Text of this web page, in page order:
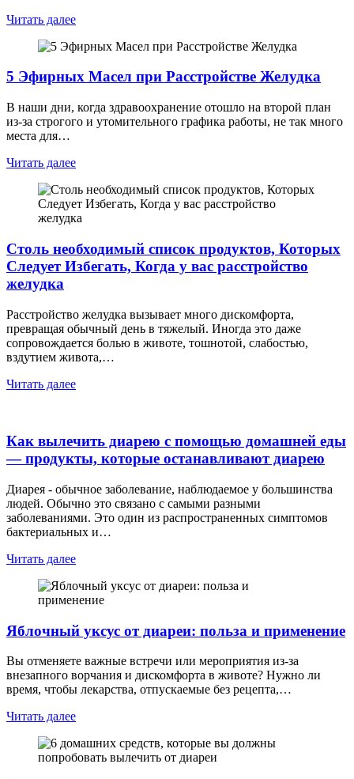
Читать далее
5 Эфирных Масел при Расстройстве Желудка
В наши дни, когда здравоохранение отошло на второй план
из-за строгого и утомительного графика работы, не так много
места для…
Читать далее
Столь необходимый список продуктов, Которых
Следует Избегать, Когда у вас расстройство
желудка
Расстройство желудка вызывает много дискомфорта,
превращая обычный день в тяжелый. Иногда это даже
сопровождается болью в животе, тошнотой, слабостью,
вздутием живота,…
Читать далее
Как вылечить диарею с помощью домашней еды
— продукты, которые останавливают диарею
Диарея - обычное заболевание, наблюдаемое у большинства
людей. Обычно это связано с самыми разными
заболеваниями. Это один из распространенных симптомов
бактериальных и…
Читать далее
Яблочный уксус от диареи: польза и применение
Вы отменяете важные встречи или мероприятия из-за
внезапного ворчания и дискомфорта в животе? Нужно ли
время, чтобы лекарства, отпускаемые без рецепта,…
Читать далее